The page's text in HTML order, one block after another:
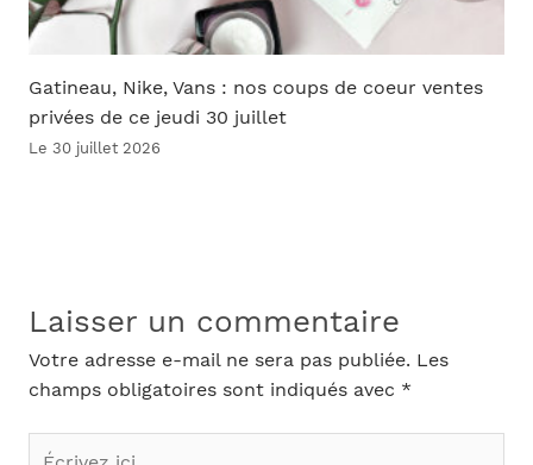
Gatineau, Nike, Vans : nos coups de coeur ventes
privées de ce jeudi 30 juillet
Le 30 juillet 2026
Laisser un commentaire
Votre adresse e-mail ne sera pas publiée. Les
champs obligatoires sont indiqués avec *
Écrivez